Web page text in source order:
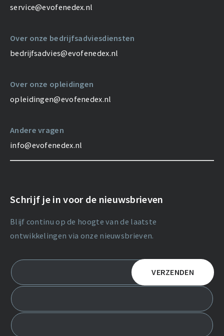
service@evofenedex.nl
Over onze bedrijfsadviesdiensten
bedrijfsadvies@evofenedex.nl
Over onze opleidingen
opleidingen@evofenedex.nl
Andere vragen
info@evofenedex.nl
Schrijf je in voor de nieuwsbrieven
Blijf continu op de hoogte van de laatste
ontwikkelingen via onze nieuwsbrieven.